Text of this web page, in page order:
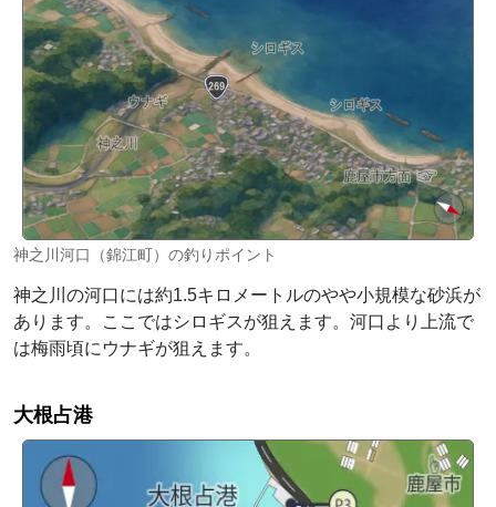
神之川河口（錦江町）の釣りポイント
神之川の河口には約1.5キロメートルのやや小規模な砂浜が
あります。ここではシロギスが狙えます。河口より上流で
は梅雨頃にウナギが狙えます。
大根占港